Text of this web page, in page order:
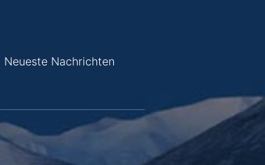
Neueste Nachrichten